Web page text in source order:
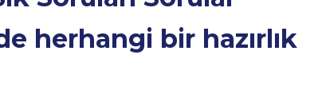
herhangi bir hazırlık